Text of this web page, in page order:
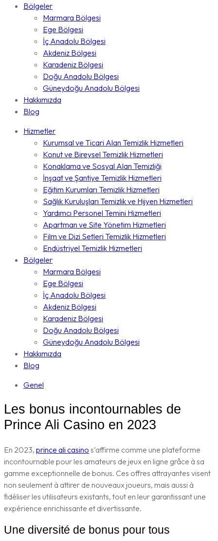
Bölgeler
Marmara Bölgesi
Ege Bölgesi
İç Anadolu Bölgesi
Akdeniz Bölgesi
Karadeniz Bölgesi
Doğu Anadolu Bölgesi
Güneydoğu Anadolu Bölgesi
Hakkımızda
Blog
Hizmetler
Kurumsal ve Ticari Alan Temizlik Hizmetleri
Konut ve Bireysel Temizlik Hizmetleri
Konaklama ve Sosyal Alan Temizliği
İnşaat ve Şantiye Temizlik Hizmetleri
Eğitim Kurumları Temizlik Hizmetleri
Sağlık Kuruluşları Temizlik ve Hijyen Hizmetleri
Yardımcı Personel Temini Hizmetleri
Apartman ve Site Yönetim Hizmetleri
Film ve Dizi Setleri Temizlik Hizmetleri
Endüstriyel Temizlik Hizmetleri
Bölgeler
Marmara Bölgesi
Ege Bölgesi
İç Anadolu Bölgesi
Akdeniz Bölgesi
Karadeniz Bölgesi
Doğu Anadolu Bölgesi
Güneydoğu Anadolu Bölgesi
Hakkımızda
Blog
Genel
Les bonus incontournables de
Prince Ali Casino en 2023
En 2023, prince ali casino s’affirme comme une plateforme
incontournable pour les amateurs de jeux en ligne grâce à sa
gamme exceptionnelle de bonus. Ces offres attrayantes visent
non seulement à attirer de nouveaux joueurs, mais aussi à
fidéliser les utilisateurs existants, tout en leur garantissant une
expérience enrichissante et divertissante.
Une diversité de bonus pour tous